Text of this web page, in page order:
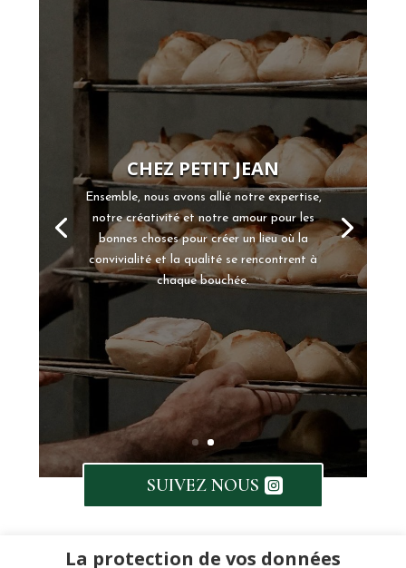
CHEZ PETIT JEAN
Ensemble, nous avons allié notre expertise,
notre créativité et notre amour pour les
bonnes choses pour créer un lieu où la
convivialité et la qualité se rencontrent à
chaque bouchée.
SUIVEZ NOUS
La protection de vos données